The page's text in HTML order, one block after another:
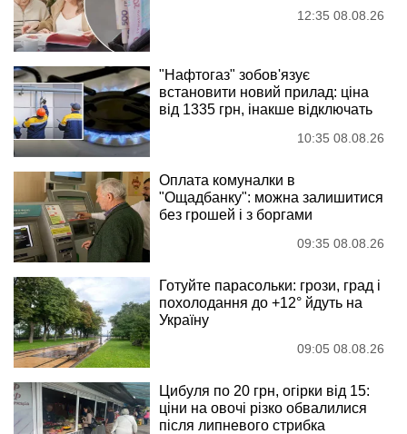
12:35 08.08.26
"Нафтогаз" зобов'язує
встановити новий прилад: ціна
від 1335 грн, інакше відключать
10:35 08.08.26
Оплата комуналки в
"Ощадбанку": можна залишитися
без грошей і з боргами
09:35 08.08.26
Готуйте парасольки: грози, град і
похолодання до +12° йдуть на
Україну
09:05 08.08.26
Цибуля по 20 грн, огірки від 15:
ціни на овочі різко обвалилися
після липневого стрибка